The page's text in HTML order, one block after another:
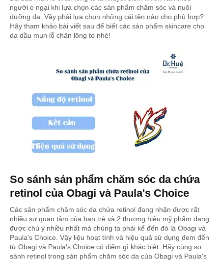
người e ngại khi lựa chọn các sản phẩm chăm sóc và nuôi
dưỡng da. Vậy phải lựa chọn những cái tên nào cho phù hợp?
Hãy tham khảo bài viết sau để biết các sản phẩm skincare cho
da dầu mụn lỗ chân lông to nhé!
So sánh sản phẩm chăm sóc da chứa
retinol của Obagi và Paula's Choice
Các sản phẩm chăm sóc da chứa retinol đang nhận được rất
nhiều sự quan tâm của bạn trẻ và 2 thương hiệu mỹ phẩm đang
được chú ý nhiều nhất mà chúng ta phải kể đến đó là Obagi và
Paula's Choice. Vậy liệu hoạt tính và hiệu quả sử dụng đem đến
từ Obagi và Paula's Choice có điểm gì khác biệt. Hãy cùng so
sánh retinol trong sản phẩm chăm sóc da của Obagi và Paula's